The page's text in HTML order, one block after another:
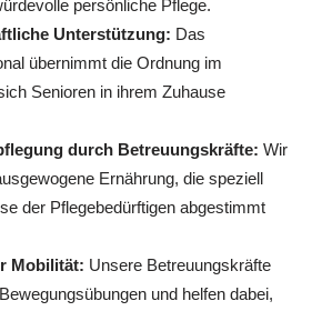
persönliche Pflege.
Unterstützung: Das
übernimmt die Ordnung im
Senioren in ihrem Zuhause
durch Betreuungskräfte: Wir
Ernährung, die speziell
der Pflegebedürftigen abgestimmt
Mobilität: Unsere Betreuungskräfte
und helfen dabei,